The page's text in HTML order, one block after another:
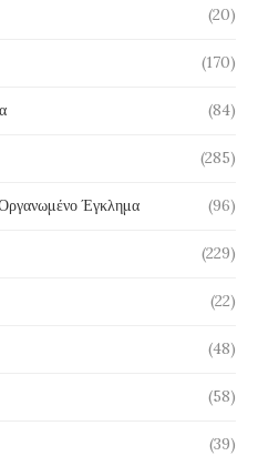
(20)
(170)
(84)
(285)
Έγκλημα (96)
(229)
(22)
(48)
(58)
(39)